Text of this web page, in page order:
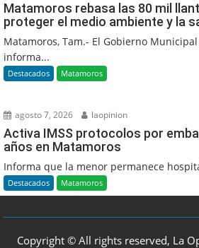
Matamoros rebasa las 80 mil
proteger el medio ambiente y la
Matamoros, Tam.- El Gobierno
informa...
Destacados Matamoros
agosto 7, 2026 laopinion
Activa IMSS protocolos por
años en Matamoros
Informa que la menor permanece
Destacados Matamoros
Copyright © All rights reserved, La